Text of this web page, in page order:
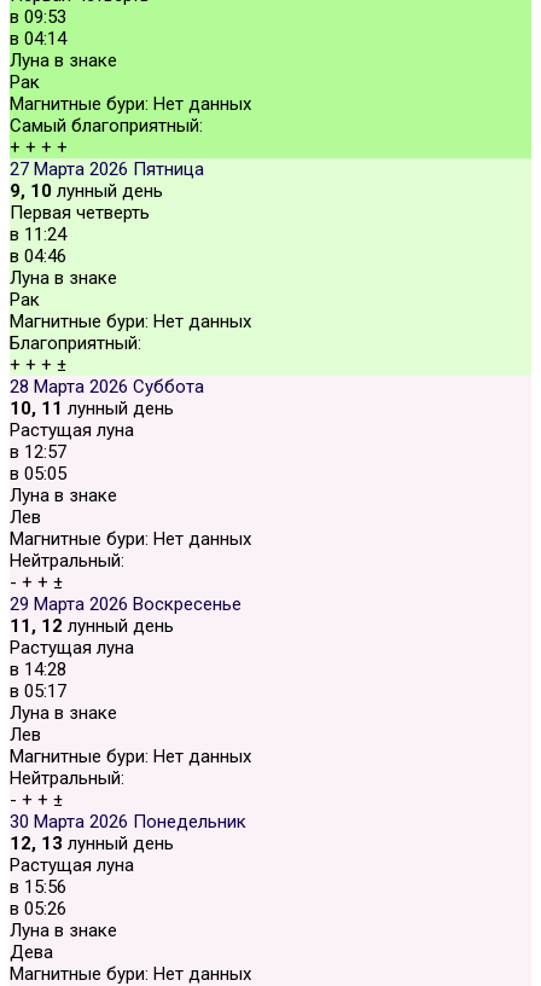
в 09:53
в 04:14
Луна в знаке
Рак
Магнитные бури: Нет данных
Самый благоприятный:
+ + + +
27 Марта 2026 Пятница
9, 10 лунный день
Первая четверть
в 11:24
в 04:46
Луна в знаке
Рак
Магнитные бури: Нет данных
Благоприятный:
+ + + ±
28 Марта 2026 Суббота
10, 11 лунный день
Растущая луна
в 12:57
в 05:05
Луна в знаке
Лев
Магнитные бури: Нет данных
Нейтральный:
- + + ±
29 Марта 2026 Воскресенье
11, 12 лунный день
Растущая луна
в 14:28
в 05:17
Луна в знаке
Лев
Магнитные бури: Нет данных
Нейтральный:
- + + ±
30 Марта 2026 Понедельник
12, 13 лунный день
Растущая луна
в 15:56
в 05:26
Луна в знаке
Дева
Магнитные бури: Нет данных